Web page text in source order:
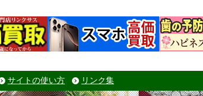
サイトの使い方 リンク集